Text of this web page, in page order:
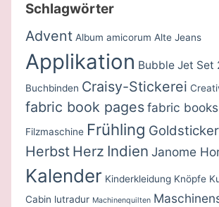
Schlagwörter
Advent Album amicorum Alte Jeans
Applikation Bubble Jet Set
Buchbinden Craisy-Stickerei
fabric book pages fabric books
Filzmaschine Frühling
Herbst Herz Indien Janome
Kalender Kinderkleidung Knöpfe
Cabin lutradur Machinenquilten